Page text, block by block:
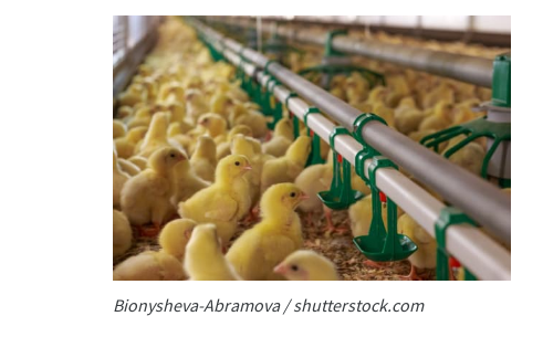
Bionysheva-Abramova / shutterstock.com